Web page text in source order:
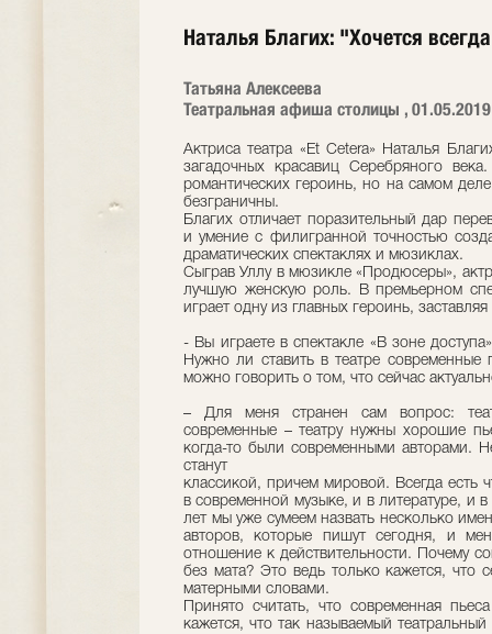
Наталья Благих: "Хочется
Татьяна Алексеева
Театральная афиша столицы , 01.05.2019
Актриса театра «Et Cetera» Наталья
загадочных красавиц Серебряного
романтических героинь, но на самом
безграничны.
Благих отличает поразительный дар
и умение с филигранной точностью
драматических спектаклях и мюзиклах.
Сыграв Уллу в мюзикле «Продюсеры»,
лучшую женскую роль. В премьерном
играет одну из главных героинь,
- Вы играете в спектакле «В зоне
Нужно ли ставить в театре
можно говорить о том, что сейчас
– Для меня странен сам вопрос:
современные – театру нужны хорошие
когда-то были современными авторами.
станут
классикой, причем мировой. Всегда есть
в современной музыке, и в литературе, и
лет мы уже сумеем назвать несколько
авторов, которые пишут сегодня, и
отношение к действительности. Почему
без мата? Это ведь только кажется, что
матерными словами.
Принято считать, что современная
кажется, что так называемый